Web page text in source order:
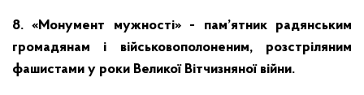
8. «Монумент мужності» - пам’ятник радянським
громадянам і військовополоненим, розстріляним
фашистами у роки Великої Вітчизняної війни.